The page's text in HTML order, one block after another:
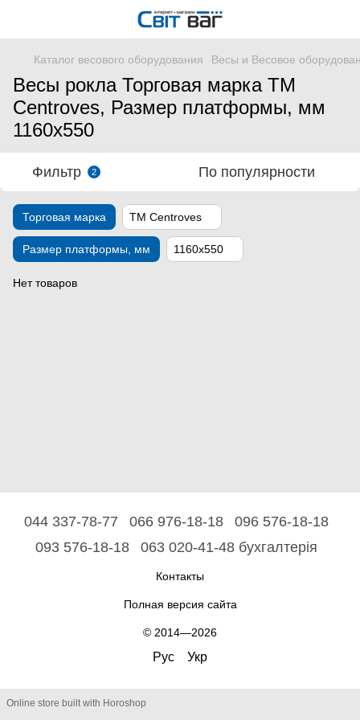
Каталог весового оборудования Весы и Весовое
Весы рокла Торговая марка ТМ
Centroves, Размер платформы, мм
1160х550
Фильтр 2 По популярности
Торговая марка ТМ Centroves
Размер платформы, мм 1160х550
Нет товаров
044 337-78-77 066 976-18-18
096 576-18-18
093 576-18-18
063 020-41-48 бухгалтерія
Контакты
Полная версия сайта
© 2014—2026
Рус Укр
Online store built with Horoshop